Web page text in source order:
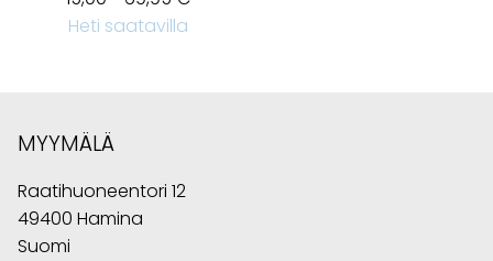
Heti saatavilla
MYYMÄLÄ
Raatihuoneentori 12
49400 Hamina
Suomi